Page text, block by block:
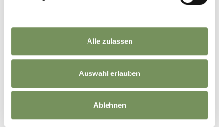
Alle zulassen
Auswahl erlauben
Ablehnen